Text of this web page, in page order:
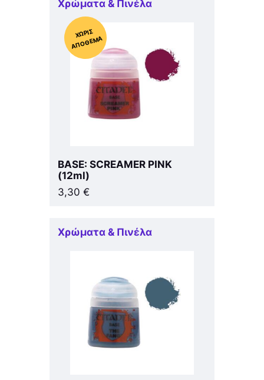
Χρώματα & Πινέλα
Χ
ΩΡΊΣ
Α
Π
Ό
ΘΕ
ΜΑ
BASE: SCREAMER PINK
(12ml)
3,30 €
Χρώματα & Πινέλα